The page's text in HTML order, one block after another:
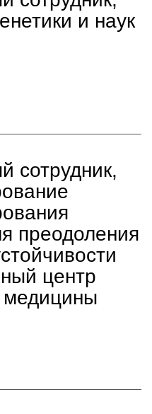
и наук
сотрудник,
преодоления
центр
медицины